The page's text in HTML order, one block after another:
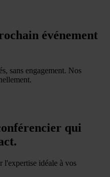
événement
sans engagement. Nos
qui
l'expertise idéale à vos